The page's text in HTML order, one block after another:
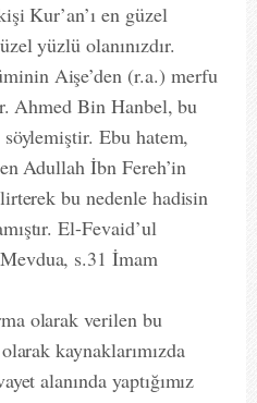
Kur’an’ı en güzel
yüzlü olanınızdır.
Aişe’den (r.a.) merfu
Ahmed Bin Hanbel, bu
söylemiştir. Ebu hatem,
Adullah İbn Fereh’in
bu nedenle hadisin
El-Fevaid’ul
s.31 İmam
olarak verilen bu
kaynaklarımızda
alanında yaptığımız